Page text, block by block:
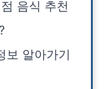
음식 추천
보 알아가기